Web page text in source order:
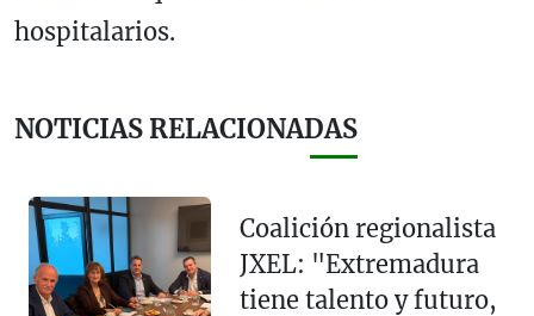
hospitalarios.
NOTICIAS RELACIONADAS
Coalición regionalista
JXEL: "Extremadura
tiene talento y futuro,